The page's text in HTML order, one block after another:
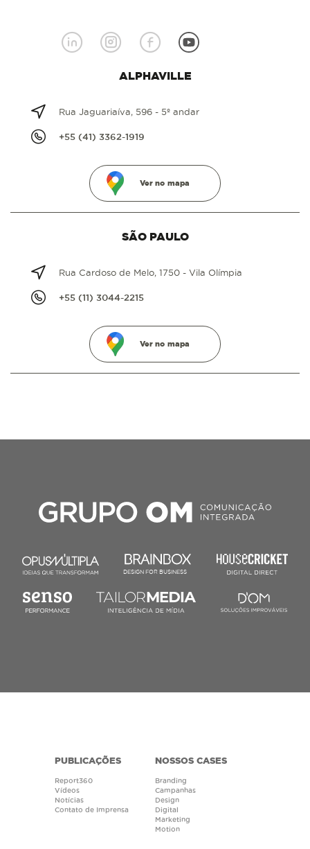
ALPHAVILLE
Rua Jaguariaíva, 596 - 5º andar
+55 (41) 3362-1919
Ver no mapa
SÃO PAULO
Rua Cardoso de Melo, 1750 - Vila Olímpia
+55 (11) 3044-2215
Ver no mapa
DESIGN FOR BUSINESS
PUBLICAÇÕES
Report360
Vídeos
Notícias
Contato de Imprensa
NOSSOS CASES
Branding
Campanhas
Design
Digital
Marketing
Motion